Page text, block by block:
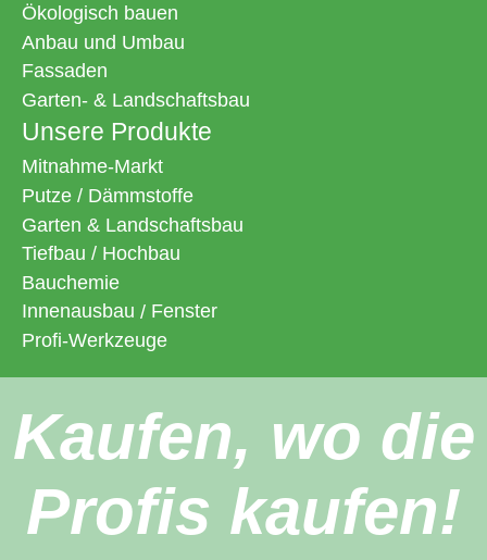
Ökologisch bauen
Anbau und Umbau
Fassaden
Garten- & Landschaftsbau
Unsere Produkte
Mitnahme-Markt
Putze / Dämmstoffe
Garten & Landschaftsbau
Tiefbau / Hochbau
Bauchemie
Innenausbau / Fenster
Profi-Werkzeuge
Kaufen, wo die
Profis kaufen!